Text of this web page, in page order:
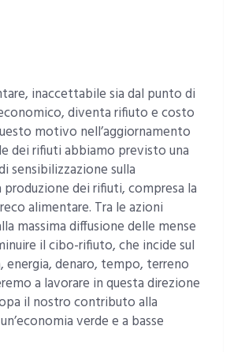
inaccettabile sia dal punto di
diventa rifiuto e costo
motivo nell’aggiornamento
dei rifiuti abbiamo previsto una
sensibilizzazione sulla
dei rifiuti, compresa la
alimentare. Tra le azioni
massima diffusione delle mense
il cibo-rifiuto, che incide sul
energia, denaro, tempo, terreno
a lavorare in questa direzione
il nostro contributo alla
verde e a basse